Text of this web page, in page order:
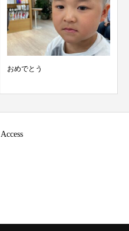
おめでとう
Access